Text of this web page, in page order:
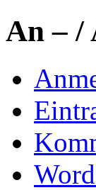
An – /